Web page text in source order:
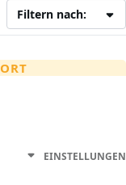
Filtern nach:
EINSTELLUNGEN